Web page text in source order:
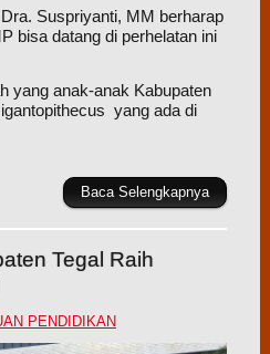
Suspriyanti, MM berharap
bisa datang di perhelatan ini
yang anak-anak Kabupaten
yang ada di
Baca Selengkapnya
Tegal Raih
PENDIDIKAN